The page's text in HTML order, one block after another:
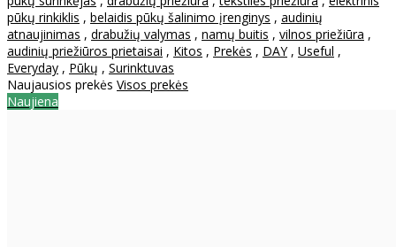
pūkų rinkiklis , belaidis pūkų šalinimo įrenginys , audinių
atnaujinimas , drabužių valymas , namų buitis , vilnos priežiūra ,
audinių priežiūros prietaisai , Kitos , Prekės , DAY, Useful ,
Everyday , Pūkų , Surinktuvas
Naujausios prekės Visos prekės
Naujiena